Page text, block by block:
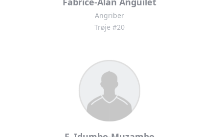
Angriber
Trøje #20